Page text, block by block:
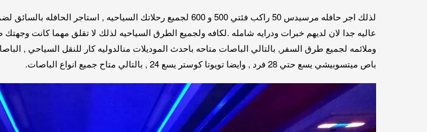
لذلك اجر حافله مرسيدس 50 راكب فئتي 500 و 600 لجميع رحلاتك
عاليه جدا لان لديهم خبرات ودرايه شامله .لكافه ولجميع الطرق السياحيه لذلك لا تقلق مهما كانت
باص ميتسوبيشي يسع حتي 28 فرد , وايضا تويوتا كوستر يسع 24 , بالتالي متاح جميع انواع الباصات.